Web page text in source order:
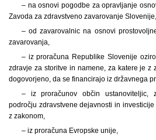
– na osnovi pogodbe za opravljanje
Zavoda za zdravstveno zavarovanje Slovenije,
– od zavarovalnic na osnovi
zavarovanja,
– iz proračuna Republike Slovenije
zdravje za storitve in namene, za katere je z
dogovorjeno, da se financirajo iz državnega
– iz proračunov občin ustanoviteljic,
področju zdravstvene dejavnosti in
z zakonom,
– iz proračuna Evropske unije,